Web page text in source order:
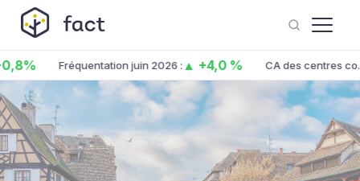
Fréquentation juin 2026 :▲ +4,0 % CA des centres co. juin